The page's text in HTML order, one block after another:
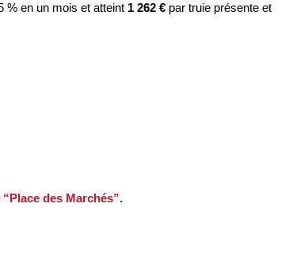
% en un mois et atteint 1 262 € par truie présente et
des Marchés”.